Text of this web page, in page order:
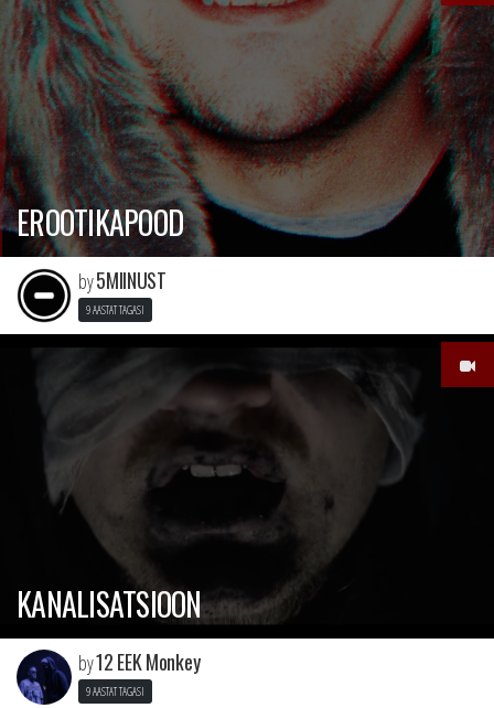
EROOTIKAPOOD
by5MIINUST
9 AASTAT TAGASI
KANALISATSIOON
by12 EEK Monkey
9 AASTAT TAGASI